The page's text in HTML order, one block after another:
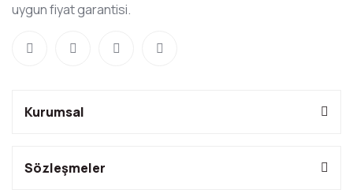
uygun fiyat garantisi.
Kurumsal
Sözleşmeler